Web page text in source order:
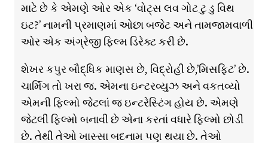
માટે છે કે એમણે ઓર એક ‘વોટ્સ લવ ગોટ ટુ ડુ વિથ
ઇટ?’ નામની પ્રમાણમાં ઓછા બજેટ અને તામજામવાળી
ઓર એક અંગ્રેજી ફિલ્મ ડિરેક્ટ કરી છે.
શેખર કપુર બૌદ્ધિક માણસ છે, વિદ્રોહી છે,’મિસફિટ’ છે.
ચાર્મિંગ તો ખરા જ. એમના ઇન્ટરવ્યુઝ અને વકતવ્યો
એમની ફિલ્મો જેટલાં જ ઇન્ટરેસ્ટિંગ હોય છે. એમણે
જેટલી ફિલ્મો બનાવી છે એના કરતાં વધારે ફિલ્મો છોડી
છે. તેથી તેઓ ખાસ્સા બદનામ પણ થયા છે. તેઓ